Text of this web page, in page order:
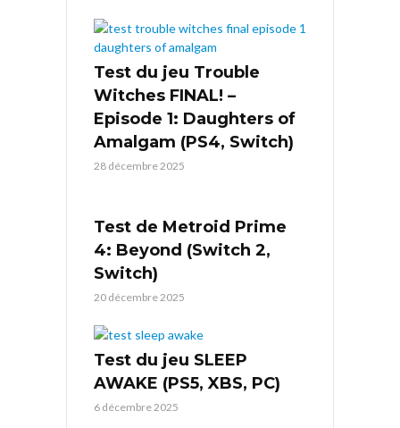
Test du jeu Trouble
Witches FINAL! –
Episode 1: Daughters of
Amalgam (PS4, Switch)
28 décembre 2025
Test de Metroid Prime
4: Beyond (Switch 2,
Switch)
20 décembre 2025
Test du jeu SLEEP
AWAKE (PS5, XBS, PC)
6 décembre 2025